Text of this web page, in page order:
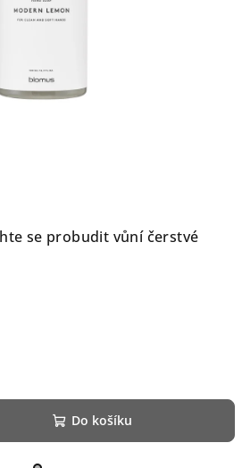
se probudit vůní čerstvé
Do košíku